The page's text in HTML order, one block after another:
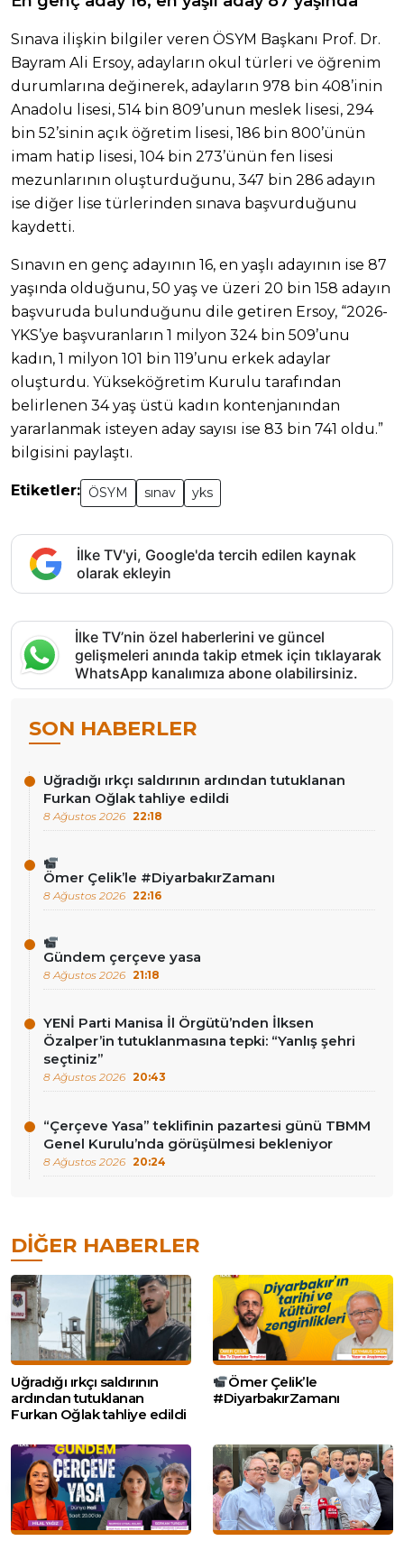
Sınava ilişkin bilgiler veren ÖSYM Başkanı Prof. Dr.
Bayram Ali Ersoy, adayların okul türleri ve öğrenim
durumlarına değinerek, adayların 978 bin 408’inin
Anadolu lisesi, 514 bin 809’unun meslek lisesi, 294
bin 52’sinin açık öğretim lisesi, 186 bin 800’ünün
imam hatip lisesi, 104 bin 273’ünün fen lisesi
mezunlarının oluşturduğunu, 347 bin 286 adayın
ise diğer lise türlerinden sınava başvurduğunu
kaydetti.
Sınavın en genç adayının 16, en yaşlı adayının ise 87
yaşında olduğunu, 50 yaş ve üzeri 20 bin 158 adayın
başvuruda bulunduğunu dile getiren Ersoy, “2026-
YKS’ye başvuranların 1 milyon 324 bin 509’unu
kadın, 1 milyon 101 bin 119’unu erkek adaylar
oluşturdu. Yükseköğretim Kurulu tarafından
belirlenen 34 yaş üstü kadın kontenjanından
yararlanmak isteyen aday sayısı ise 83 bin 741 oldu.”
bilgisini paylaştı.
Etiketler: ÖSYM sınav yks
İlke TV'yi, Google'da tercih edilen kaynak
olarak ekleyin
İlke TV’nin özel haberlerini ve güncel
gelişmeleri anında takip etmek için tıklayarak
WhatsApp kanalımıza abone olabilirsiniz.
SON HABERLER
Uğradığı ırkçı saldırının ardından tutuklanan
Furkan Oğlak tahliye edildi
8 Ağustos 2026 22:18
Ömer Çelik’le #DiyarbakırZamanı
8 Ağustos 2026 22:16
Gündem çerçeve yasa
8 Ağustos 2026 21:18
YENİ Parti Manisa İl Örgütü’nden İlksen
Özalper’in tutuklanmasına tepki: “Yanlış şehri
seçtiniz”
8 Ağustos 2026 20:43
“Çerçeve Yasa” teklifinin pazartesi günü TBMM
Genel Kurulu’nda görüşülmesi bekleniyor
8 Ağustos 2026 20:24
DIĞER HABERLER
Uğradığı ırkçı saldırının
ardından tutuklanan
Furkan Oğlak tahliye edildi
Ömer Çelik’le
#DiyarbakırZamanı